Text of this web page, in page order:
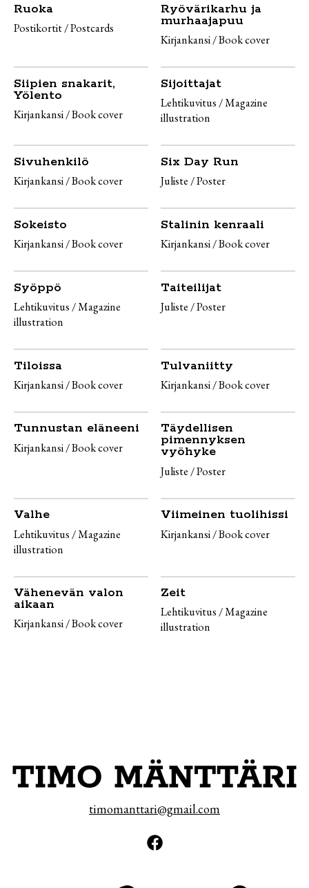
Ruoka
Postikortit / Postcards
Ryövärikarhu ja
murhaajapuu
Kirjankansi / Book cover
Siipien snakarit,
Yölento
Kirjankansi / Book cover
Sijoittajat
Lehtikuvitus / Magazine
illustration
Sivuhenkilö
Kirjankansi / Book cover
Six Day Run
Juliste / Poster
Sokeisto
Kirjankansi / Book cover
Stalinin kenraali
Kirjankansi / Book cover
Syöppö
Lehtikuvitus / Magazine
illustration
Taiteilijat
Juliste / Poster
Tiloissa
Kirjankansi / Book cover
Tulvaniitty
Kirjankansi / Book cover
Tunnustan eläneeni
Kirjankansi / Book cover
Täydellisen
pimennyksen
vyöhyke
Juliste / Poster
Valhe
Lehtikuvitus / Magazine
illustration
Viimeinen tuolihissi
Kirjankansi / Book cover
Vähenevän valon
aikaan
Kirjankansi / Book cover
Zeit
Lehtikuvitus / Magazine
illustration
timomanttari@gmail.com